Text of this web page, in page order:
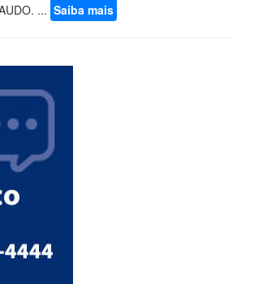
... Saiba mais